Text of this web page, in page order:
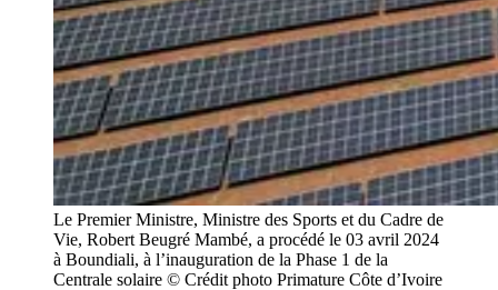
Le Premier Ministre, Ministre des Sports et du Cadre de
Vie, Robert Beugré Mambé, a procédé le 03 avril 2024
à Boundiali, à l’inauguration de la Phase 1 de la
Centrale solaire © Crédit photo Primature Côte d’Ivoire